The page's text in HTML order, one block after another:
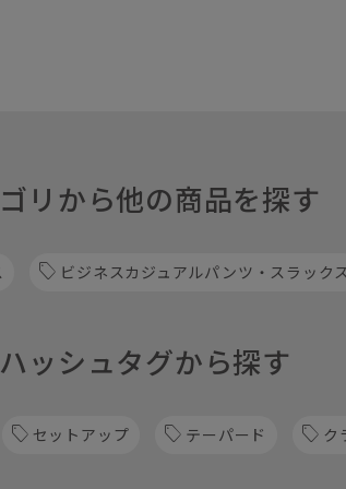
リから他の商品を探す
ビジネスカジュアルパンツ・スラックス
ッシュタグから探す
セットアップ テーパード ク